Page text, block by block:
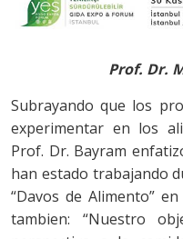
Prof. Dr.
Subrayando que los
experimentar en los
Prof. Dr. Bayram
han estado trabajando
“Davos de Alimento”
tambien: “Nuestro